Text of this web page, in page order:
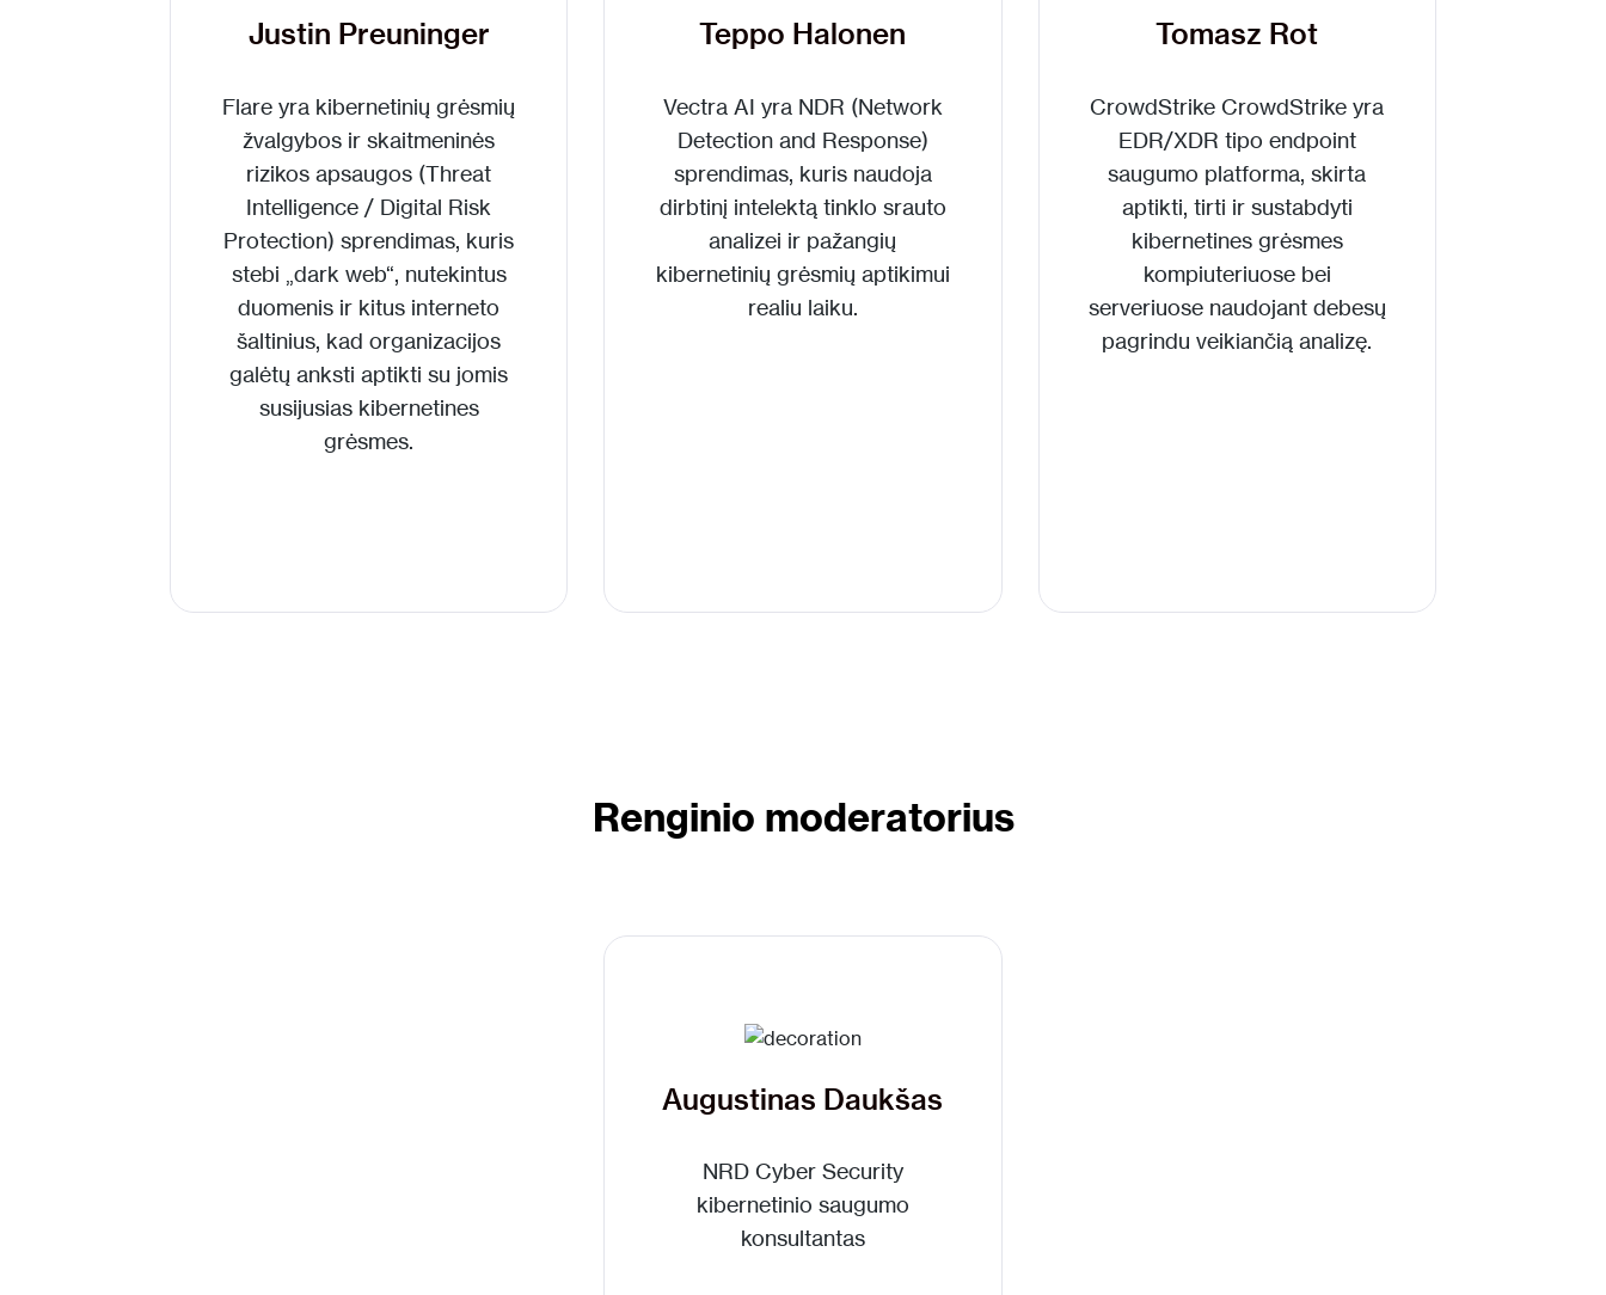
Justin Preuninger
Flare yra kibernetinių grėsmių
žvalgybos ir skaitmeninės
rizikos apsaugos (Threat
Intelligence / Digital Risk
Protection) sprendimas, kuris
stebi „dark web“, nutekintus
duomenis ir kitus interneto
šaltinius, kad organizacijos
galėtų anksti aptikti su jomis
susijusias kibernetines
grėsmes.
Teppo Halonen
Vectra AI yra NDR (Network
Detection and Response)
sprendimas, kuris naudoja
dirbtinį intelektą tinklo srauto
analizei ir pažangių
kibernetinių grėsmių aptikimui
realiu laiku.
Tomasz Rot
CrowdStrike CrowdStrike yra
EDR/XDR tipo endpoint
saugumo platforma, skirta
aptikti, tirti ir sustabdyti
kibernetines grėsmes
kompiuteriuose bei
serveriuose naudojant debesų
pagrindu veikiančią analizę.
Renginio moderatorius
Augustinas Daukšas
NRD Cyber Security
kibernetinio saugumo
konsultantas